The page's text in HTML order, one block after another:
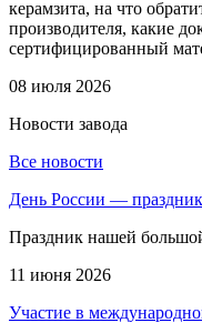
керамзита, на что
производителя, какие
сертифицированный
08 июля 2026
Новости завода
Все новости
День России —
Праздник нашей
11 июня 2026
Участие в